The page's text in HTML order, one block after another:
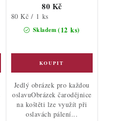
Skladem(12 ks)
80 Kč
Měrná
cena:
80 Kč / 1 ks
Jedlý obrázek pro každou
oslavuObrázek čarodějnice
na koštěti lze využít při
oslavách pálení...